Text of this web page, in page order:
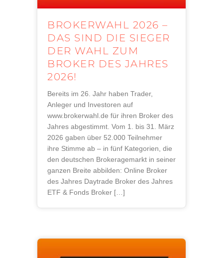
BROKERWAHL 2026 –
DAS SIND DIE SIEGER
DER WAHL ZUM
BROKER DES JAHRES
2026!
Bereits im 26. Jahr haben Trader,
Anleger und Investoren auf
www.brokerwahl.de für ihren Broker des
Jahres abgestimmt. Vom 1. bis 31. März
2026 gaben über 52.000 Teilnehmer
ihre Stimme ab – in fünf Kategorien, die
den deutschen Brokeragemarkt in seiner
ganzen Breite abbilden: Online Broker
des Jahres Daytrade Broker des Jahres
ETF & Fonds Broker […]